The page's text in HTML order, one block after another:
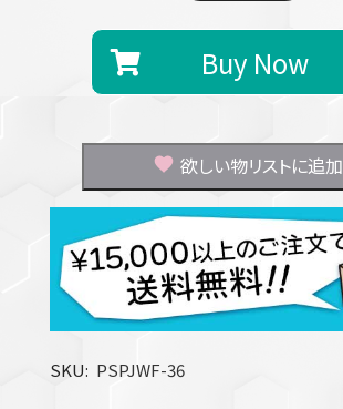
Buy Now
欲しい物リストに追加
SKU PSPJWF-36